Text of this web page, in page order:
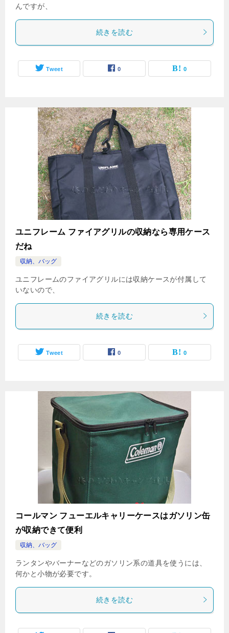
んですが、
続きを読む
Tweet 0 0
ユニフレーム ファイアグリルの収納なら専用ケース
だね
収納、バッグ
ユニフレームのファイアグリルには収納ケースが付属して
いないので、
続きを読む
Tweet 0 0
コールマン フューエルキャリーケースはガソリン缶
が収納できて便利
収納、バッグ
ランタンやバーナーなどのガソリン系の道具を使うには、
何かと小物が必要です。
続きを読む